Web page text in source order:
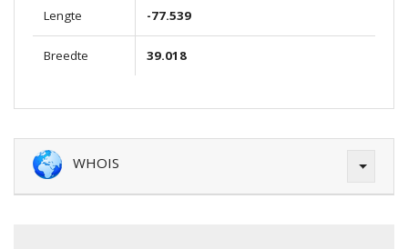
Lengte -77.539
Breedte 39.018
WHOIS